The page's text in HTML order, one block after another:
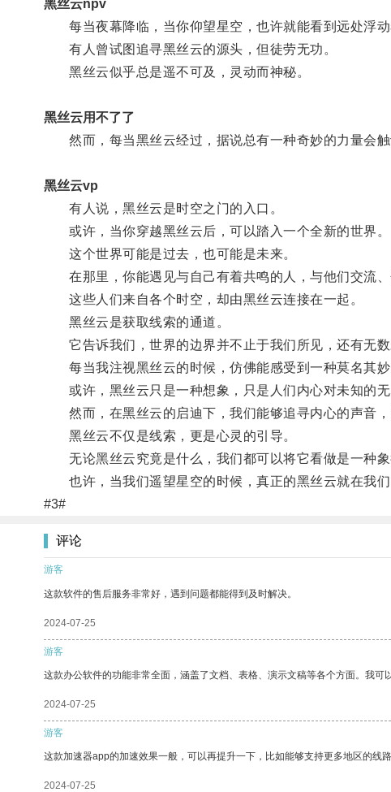
黑丝云npv
每当夜幕降临，当你仰望星空，也许就能看到远处浮动
有人曾试图追寻黑丝云的源头，但徒劳无功。
黑丝云似乎总是遥不可及，灵动而神秘。
黑丝云用不了了
然而，每当黑丝云经过，据说总有一种奇妙的力量会触
黑丝云vp
有人说，黑丝云是时空之门的入口。
或许，当你穿越黑丝云后，可以踏入一个全新的世界。
这个世界可能是过去，也可能是未来。
在那里，你能遇见与自己有着共鸣的人，与他们交流、
这些人们来自各个时空，却由黑丝云连接在一起。
黑丝云是获取线索的通道。
它告诉我们，世界的边界并不止于我们所见，还有无数
每当我注视黑丝云的时候，仿佛能感受到一种莫名其妙
或许，黑丝云只是一种想象，只是人们内心对未知的无
然而，在黑丝云的启迪下，我们能够追寻内心的声音，
黑丝云不仅是线索，更是心灵的引导。
无论黑丝云究竟是什么，我们都可以将它看做是一种象
也许，当我们遥望星空的时候，真正的黑丝云就在我们
#3#
评论
游客
这款软件的售后服务非常好，遇到问题都能得到及时解决。
2024-07-25
游客
这款办公软件的功能非常全面，涵盖了文档、表格、演示文稿等各个方面。我可
2024-07-25
游客
这款加速器app的加速效果一般，可以再提升一下，比如能够支持更多地区的线路
2024-07-25